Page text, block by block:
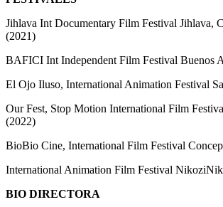
Jihlava Int Documentary Film Festival Jihlava,
(2021)
BAFICI Int Independent Film Festival Buenos
El Ojo Iluso, International Animation Festival
Our Fest, Stop Motion International Film
(2022)
BioBio Cine, International Film Festival
International Animation Film Festival
BIO DIRECTORA